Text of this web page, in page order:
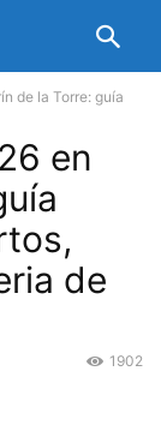
de la Torre: guía
en
de
1902